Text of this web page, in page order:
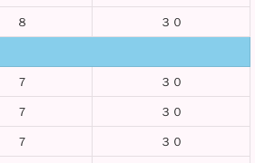
８ ３０
７ ３０
７ ３０
７ ３０